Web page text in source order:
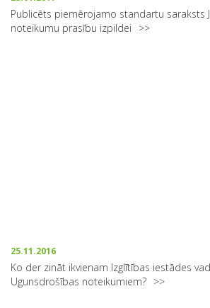
Publicēts piemērojamo standartu saraksts
noteikumu prasību izpildei
25.11.2016
Ko der zināt ikvienam Izglītības iestādes
Ugunsdrošības noteikumiem?